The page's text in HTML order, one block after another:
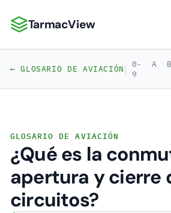
TarmacView: Análisis de
TarmacView
← GLOSARIO DE AVIACIÓN| 0-
9
A B
GLOSARIO DE AVIACIÓN
¿Qué es la
apertura y cierre
circuitos?